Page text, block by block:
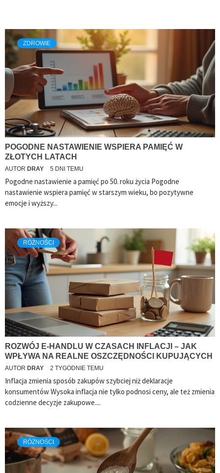
ZDROWIE
POGODNE NASTAWIENIE WSPIERA PAMIĘĆ W
ZŁOTYCH LATACH
AUTOR DRAY 5 DNI TEMU
Pogodne nastawienie a pamięć po 50. roku życia Pogodne
nastawienie wspiera pamięć w starszym wieku, bo pozytywne
emocje i wyższy...
RÓŻNOŚCI
ROZWÓJ E-HANDLU W CZASACH INFLACJI – JAK
WPŁYWA NA REALNE OSZCZĘDNOŚCI KUPUJĄCYCH
AUTOR DRAY 2 TYGODNIE TEMU
Inflacja zmienia sposób zakupów szybciej niż deklaracje
konsumentów Wysoka inflacja nie tylko podnosi ceny, ale też zmienia
codzienne decyzje zakupowe....
RÓŻNOŚCI